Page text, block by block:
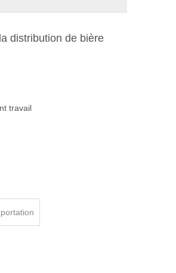
distribution de bière
travail